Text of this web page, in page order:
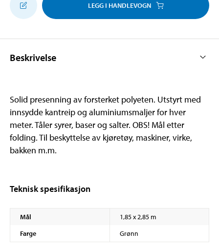
LEGG I HANDLEVOGN
Beskrivelse
Solid presenning av forsterket polyeten. Utstyrt med
innsydde kantreip og aluminiumsmaljer for hver
meter. Tåler syrer, baser og salter. OBS! Mål etter
folding. Til beskyttelse av kjøretøy, maskiner, virke,
bakken m.m.
Teknisk spesifikasjon
Mål
1,85 x 2,85 m
Farge
Grønn